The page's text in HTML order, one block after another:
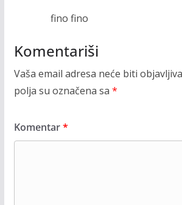
fino fino
Komentariši
Vaša email adresa neće biti
polja su označena sa *
Komentar*